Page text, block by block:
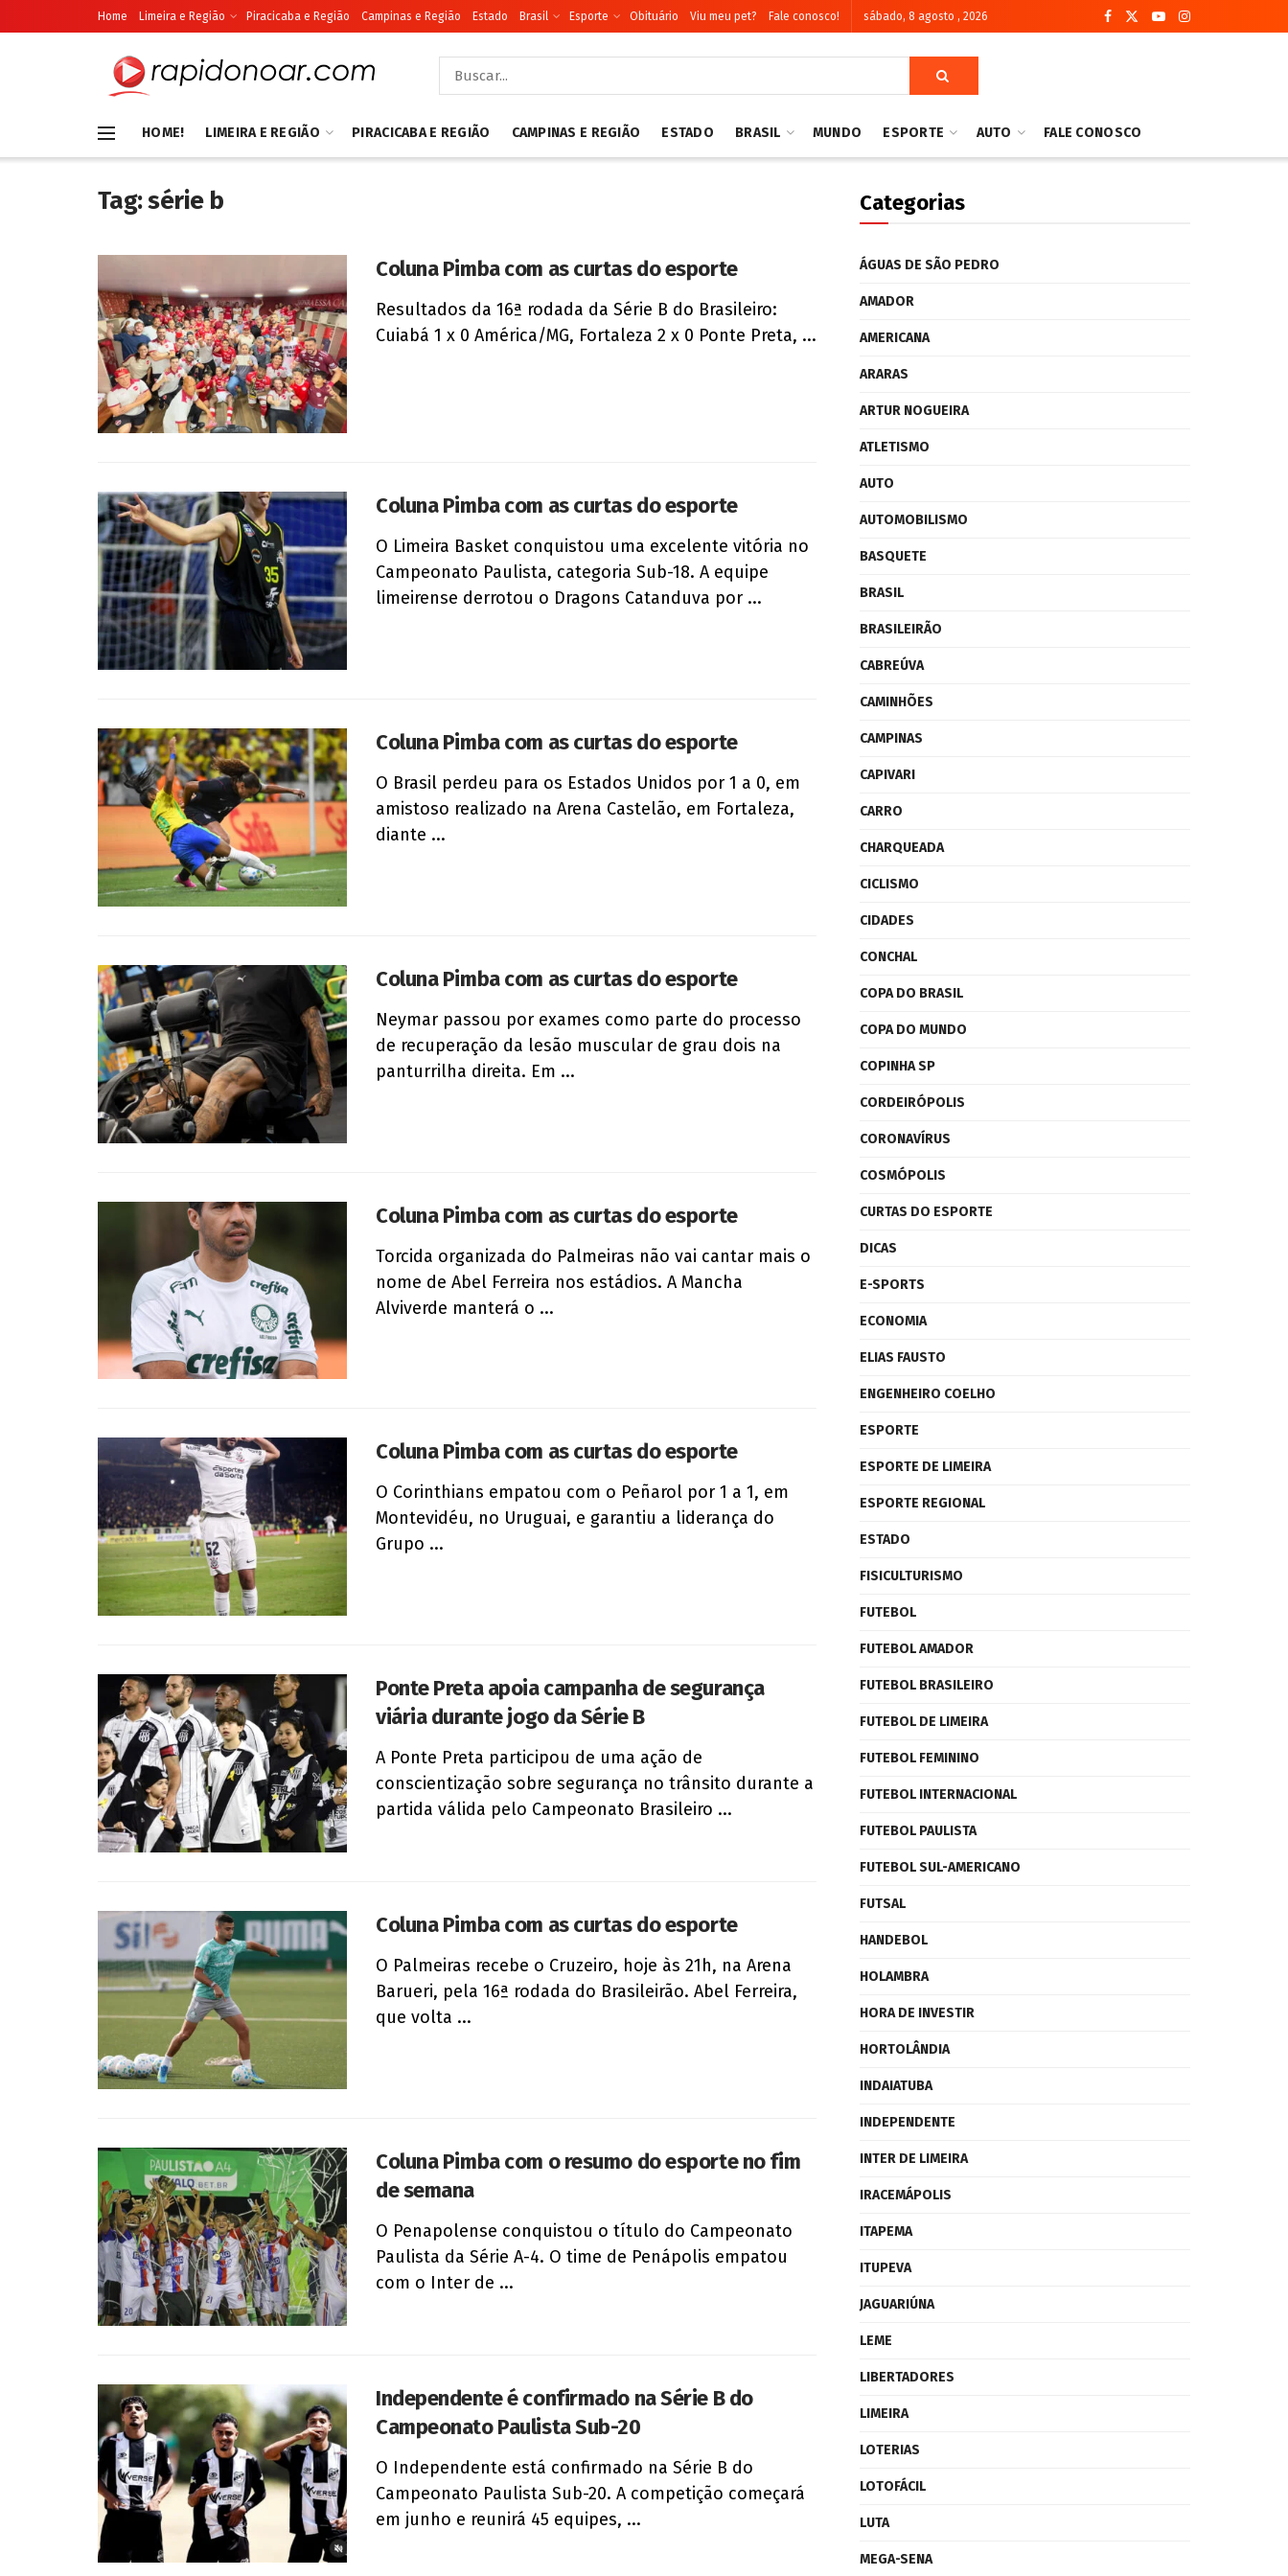
Home Limeira e Região Piracicaba e Região Campinas e Região Estado Brasil Esporte Obituário Viu meu pet? Fale conosco! sábado, 8 agosto , 2026
HOME! LIMEIRA E REGIÃO PIRACICABA E REGIÃO CAMPINAS E REGIÃO ESTADO BRASIL MUNDO ESPORTE AUTO FALE CONOSCO
Tag:série b
Coluna Pimba com as curtas do esporte
Resultados da 16ª rodada da Série B do Brasileiro:
Cuiabá 1 x 0 América/MG, Fortaleza 2 x 0 Ponte Preta, ...
Coluna Pimba com as curtas do esporte
O Limeira Basket conquistou uma excelente vitória no
Campeonato Paulista, categoria Sub-18. A equipe
limeirense derrotou o Dragons Catanduva por ...
Coluna Pimba com as curtas do esporte
O Brasil perdeu para os Estados Unidos por 1 a 0, em
amistoso realizado na Arena Castelão, em Fortaleza,
diante ...
Coluna Pimba com as curtas do esporte
Neymar passou por exames como parte do processo
de recuperação da lesão muscular de grau dois na
panturrilha direita. Em ...
Coluna Pimba com as curtas do esporte
Torcida organizada do Palmeiras não vai cantar mais o
nome de Abel Ferreira nos estádios. A Mancha
Alviverde manterá o ...
Coluna Pimba com as curtas do esporte
O Corinthians empatou com o Peñarol por 1 a 1, em
Montevidéu, no Uruguai, e garantiu a liderança do
Grupo ...
Ponte Preta apoia campanha de segurança
viária durante jogo da Série B
A Ponte Preta participou de uma ação de
conscientização sobre segurança no trânsito durante a
partida válida pelo Campeonato Brasileiro ...
Coluna Pimba com as curtas do esporte
O Palmeiras recebe o Cruzeiro, hoje às 21h, na Arena
Barueri, pela 16ª rodada do Brasileirão. Abel Ferreira,
que volta ...
Coluna Pimba com o resumo do esporte no fim
de semana
O Penapolense conquistou o título do Campeonato
Paulista da Série A-4. O time de Penápolis empatou
com o Inter de ...
Independente é confirmado na Série B do
Campeonato Paulista Sub-20
O Independente está confirmado na Série B do
Campeonato Paulista Sub-20. A competição começará
em junho e reunirá 45 equipes, ...
Categorias
ÁGUAS DE SÃO PEDRO
AMADOR
AMERICANA
ARARAS
ARTUR NOGUEIRA
ATLETISMO
AUTO
AUTOMOBILISMO
BASQUETE
BRASIL
BRASILEIRÃO
CABREÚVA
CAMINHÕES
CAMPINAS
CAPIVARI
CARRO
CHARQUEADA
CICLISMO
CIDADES
CONCHAL
COPA DO BRASIL
COPA DO MUNDO
COPINHA SP
CORDEIRÓPOLIS
CORONAVÍRUS
COSMÓPOLIS
CURTAS DO ESPORTE
DICAS
E-SPORTS
ECONOMIA
ELIAS FAUSTO
ENGENHEIRO COELHO
ESPORTE
ESPORTE DE LIMEIRA
ESPORTE REGIONAL
ESTADO
FISICULTURISMO
FUTEBOL
FUTEBOL AMADOR
FUTEBOL BRASILEIRO
FUTEBOL DE LIMEIRA
FUTEBOL FEMININO
FUTEBOL INTERNACIONAL
FUTEBOL PAULISTA
FUTEBOL SUL-AMERICANO
FUTSAL
HANDEBOL
HOLAMBRA
HORA DE INVESTIR
HORTOLÂNDIA
INDAIATUBA
INDEPENDENTE
INTER DE LIMEIRA
IRACEMÁPOLIS
ITAPEMA
ITUPEVA
JAGUARIÚNA
LEME
LIBERTADORES
LIMEIRA
LOTERIAS
LOTOFÁCIL
LUTA
MEGA-SENA